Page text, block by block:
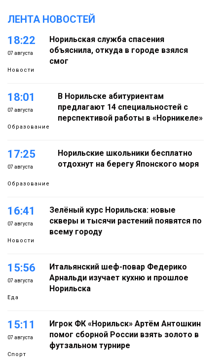
ЛЕНТА НОВОСТЕЙ
18:22
07 августа
Новости
Норильская служба спасения
объяснила, откуда в городе взялся
смог
18:01
07 августа
Образование
В Норильске абитуриентам
предлагают 14 специальностей с
перспективой работы в «Норникеле»
17:25
07 августа
Образование
Норильские школьники бесплатно
отдохнут на берегу Японского моря
16:41
07 августа
Новости
Зелёный курс Норильска: новые
скверы и тысячи растений появятся по
всему городу
15:56
07 августа
Еда
Итальянский шеф-повар Федерико
Арнальди изучает кухню и прошлое
Норильска
15:11
07 августа
Спорт
Игрок ФК «Норильск» Артём Антошкин
помог сборной России взять золото в
футзальном турнире